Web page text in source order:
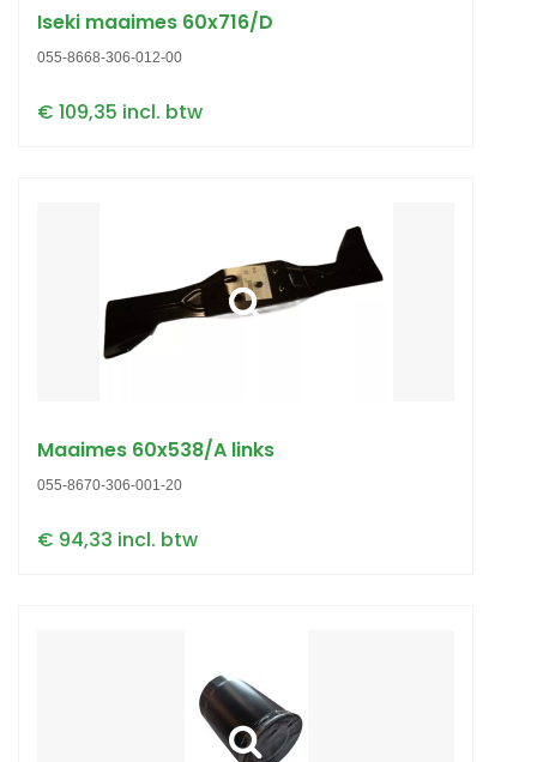
Iseki maaimes 60x716/D
055-8668-306-012-00
€ 109,35 incl. btw
Maaimes 60x538/A links
055-8670-306-001-20
€ 94,33 incl. btw